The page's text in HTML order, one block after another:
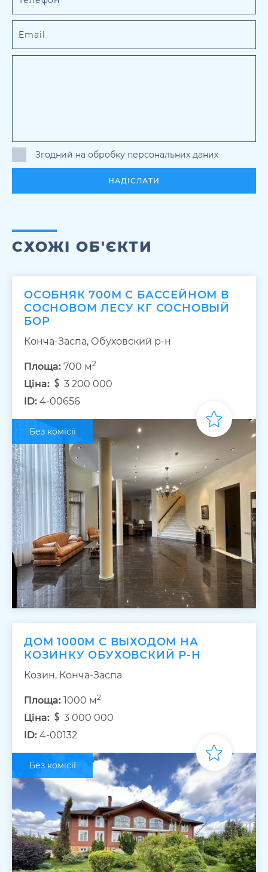
Згодний на обробку персональних даних
НАДІСЛАТИ
СХОЖІ ОБ'ЄКТИ
ОСОБНЯК 700М С БАССЕЙНОМ В
СОСНОВОМ ЛЕСУ КГ СОСНОВЫЙ
БОР
Конча-Заспа, Обуховский р-н
Площа: 700 м2
Ціна:
3 200 000
ID: 4-00656
Без комісії
ДОМ 1000М С ВЫХОДОМ НА
КОЗИНКУ ОБУХОВСКИЙ Р-Н
Козин, Конча-Заспа
Площа: 1000 м2
Ціна:
3 000 000
ID: 4-00132
Без комісії